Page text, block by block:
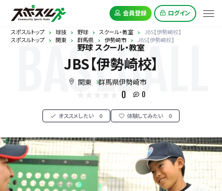
会員登録 ログイン
スポスルトップ 球技 野球 スクール・教室
JBS【伊勢崎校】
スポスルトップ
関東 群馬県 伊勢崎市 JBS【伊勢崎校】
BASEBALL
野球 スクール・教室
JBS【伊勢崎校】
関東 群馬県伊勢崎市
0 0
オススメしたい 0 体験してみたい 0